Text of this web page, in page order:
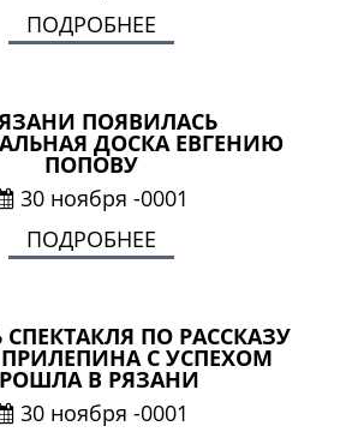
ПОДРОБНЕЕ
ПОЯВИЛАСЬ
ДОСКА ЕВГЕНИЮ
ПОПОВУ
30 ноября -0001
ПОДРОБНЕЕ
СПЕКТАКЛЯ ПО РАССКАЗУ
С УСПЕХОМ
В РЯЗАНИ
30 ноября -0001